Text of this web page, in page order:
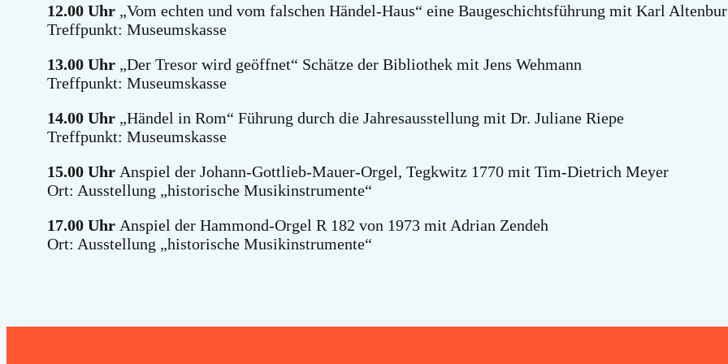
12.00 Uhr „Vom echten und vom falschen Händel-Haus“ eine Baugeschichtsführung mit Karl
Treffpunkt: Museumskasse
13.00 Uhr „Der Tresor wird geöffnet“ Schätze der Bibliothek mit Jens Wehmann
Treffpunkt: Museumskasse
14.00 Uhr „Händel in Rom“ Führung durch die Jahresausstellung mit Dr. Juliane Riepe
Treffpunkt: Museumskasse
15.00 Uhr Anspiel der Johann-Gottlieb-Mauer-Orgel, Tegkwitz 1770 mit Tim-Dietrich Meyer
Ort: Ausstellung „historische Musikinstrumente“
17.00 Uhr Anspiel der Hammond-Orgel R 182 von 1973 mit Adrian Zendeh
Ort: Ausstellung „historische Musikinstrumente“